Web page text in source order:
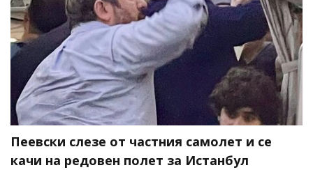
Пеевски слезе от частния самолет и се
качи на редовен полет за Истанбул